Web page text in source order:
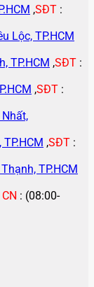
,SĐT :
Lộc, TP.HCM
TP.HCM ,SĐT :
,SĐT :
,SĐT :
TP.HCM
CN : (08:00-